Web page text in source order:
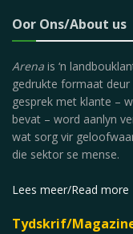
Oor Ons/About us
Arena is ‘n
gedrukte formaat
gesprek met klante –
bevat – word aanlyn
wat sorg vir
die sektor se mense.
Lees meer/Read more
Tydskrif/